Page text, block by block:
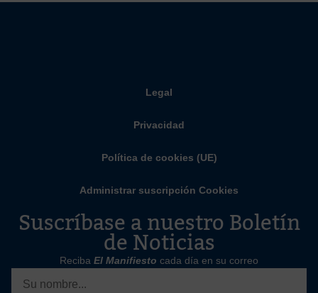
Legal
Privacidad
Política de cookies (UE)
Administrar suscripción Cookies
Suscríbase a nuestro Boletín
de Noticias
Reciba El Manifiesto cada día en su correo